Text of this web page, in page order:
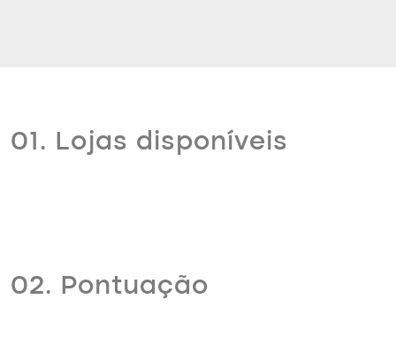
01. Lojas disponíveis
02. Pontuação